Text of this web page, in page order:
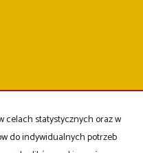
celach statystycznych oraz w
do indywidualnych potrzeb